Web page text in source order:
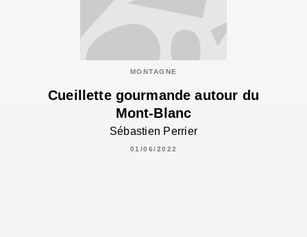
MONTAGNE
Cueillette gourmande autour du
Mont-Blanc
Sébastien Perrier
01/06/2022